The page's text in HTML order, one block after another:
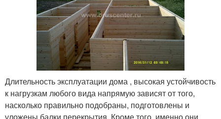
Длительность эксплуатации дома , высокая устойчивость
к нагрузкам любого вида напрямую зависят от того,
насколько правильно подобраны, подготовлены и